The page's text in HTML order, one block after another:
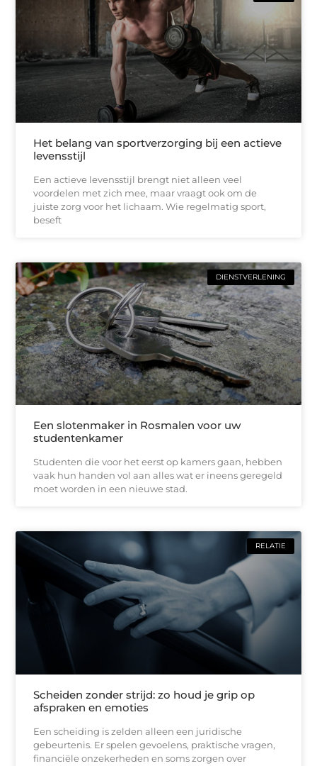
Het belang van sportverzorging bij een actieve
levensstijl
Een actieve levensstijl brengt niet alleen veel
voordelen met zich mee, maar vraagt ook om de
juiste zorg voor het lichaam. Wie regelmatig sport,
beseft
DIENSTVERLENING
Een slotenmaker in Rosmalen voor uw
studentenkamer
Studenten die voor het eerst op kamers gaan, hebben
vaak hun handen vol aan alles wat er ineens geregeld
moet worden in een nieuwe stad.
RELATIE
Scheiden zonder strijd: zo houd je grip op
afspraken en emoties
Een scheiding is zelden alleen een juridische
gebeurtenis. Er spelen gevoelens, praktische vragen,
financiële onzekerheden en soms zorgen over